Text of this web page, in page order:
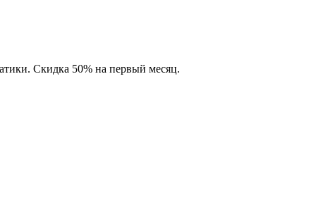
Скидка 50% на первый месяц.